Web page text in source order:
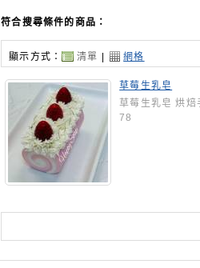
符合搜尋條件的商品：
顯示方式： 清單 | 網格
草莓生乳皂
草莓生乳皂 烘
78